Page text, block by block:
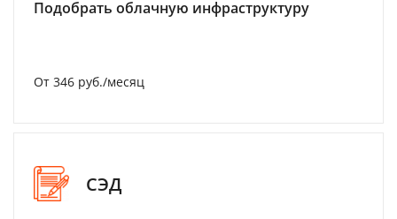
Подобрать облачную инфраструктуру
От 346 руб./месяц
СЭД